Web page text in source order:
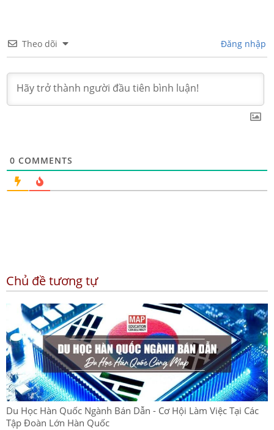
Theo dõi Đăng nhập
0 COMMENTS
Chủ đề tương tự
Du Học Hàn Quốc Ngành Bán Dẫn - Cơ Hội Làm Việc Tại Các
Tập Đoàn Lớn Hàn Quốc